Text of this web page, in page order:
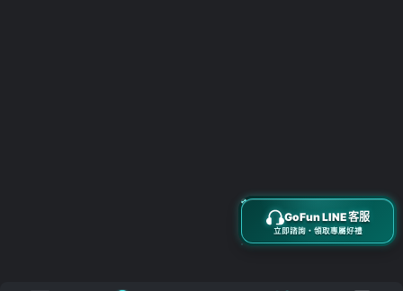
搜尋